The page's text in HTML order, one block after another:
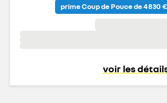
prime Coup de Pouce de 4 830
voir les